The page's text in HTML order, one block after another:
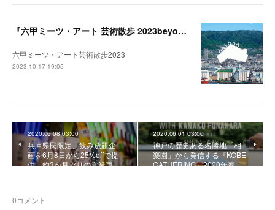
『六甲ミーツ・アート 芸術散歩 2023beyond』開催中。
六甲ミーツ・アート芸術散歩2023
2023.10.17 19:05
2020.06.08 03:00
兵庫県民限定、飲み放題企
画を6月8日から25%offで提
供。約3か月ぶりの営業再…
2020.06.01 03:00
神戸の歴史ある名勝地「相
楽園」から発信する『KOBE
GATHERING』2020年春…
0コメント